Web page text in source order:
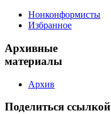
Нонконформисты
Избранное
Архивные
материалы
Архив
Поделиться ссылкой